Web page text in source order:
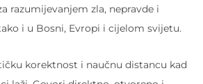
razumijevanjem zla, nepravde i
i u Bosni, Evropi i cijelom svijetu.
korektnost i naučnu distancu kad